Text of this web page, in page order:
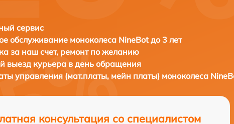
сервис
обслуживание моноколеса NineBot до 3 лет
за наш счет, ремонт по желанию
выезд курьера в день обращения
управления (мат.платы, мейн платы) моноколеса
консультация со специалистом